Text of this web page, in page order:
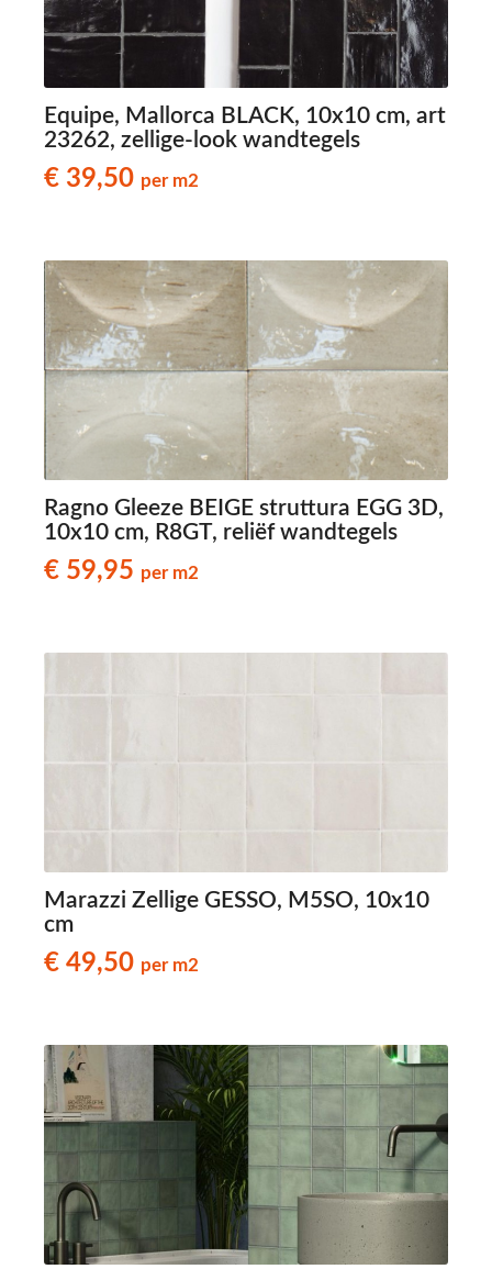
Equipe, Mallorca BLACK, 10x10 cm, art
23262, zellige-look wandtegels
€ 39,50 per m2
Ragno Gleeze BEIGE struttura EGG 3D,
10x10 cm, R8GT, reliëf wandtegels
€ 59,95 per m2
Marazzi Zellige GESSO, M5SO, 10x10
cm
€ 49,50 per m2